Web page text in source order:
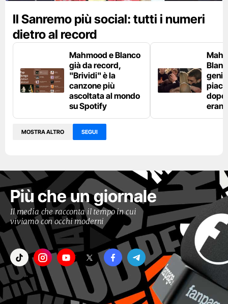
Il Sanremo più social: tutti i numeri
dietro al record
Mahmood e Blanco
già da record,
"Brividi" è la
canzone più
ascoltata al mondo
su Spotify
dopo
MOSTRA ALTRO SEGUI
Più che un giornale
Il media che racconta il tempo in cui
viviamo con occhi moderni